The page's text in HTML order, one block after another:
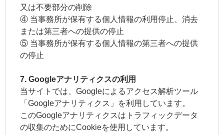
又は不要部分の削除
④ 当事務所が保有する個人情報の利用停止、消去
または第三者への提供の停止
⑤ 当事務所が保有する個人情報の第三者への提供
の停止
7. Googleアナリティクスの利用
当サイトでは、Googleによるアクセス解析ツール
「Googleアナリティクス」を利用しています。
このGoogleアナリティクスはトラフィックデータ
の収集のためにCookieを使用しています。